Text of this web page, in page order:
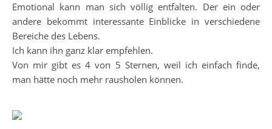
Emotional kann man sich völlig entfalten. Der ein oder
andere bekommt interessante Einblicke in verschiedene
Bereiche des Lebens.
Ich kann ihn ganz klar empfehlen.
Von mir gibt es 4 von 5 Sternen, weil ich einfach finde,
man hätte noch mehr rausholen können.